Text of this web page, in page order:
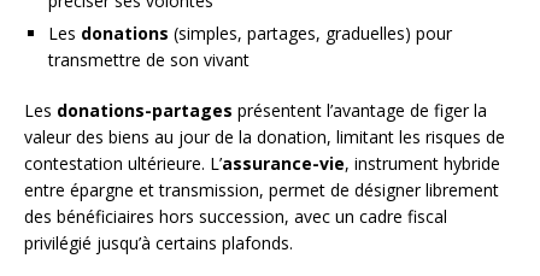
Les donations (simples, partages, graduelles) pour
transmettre de son vivant
Les donations-partages présentent l’avantage de figer la
valeur des biens au jour de la donation, limitant les risques de
contestation ultérieure. L’assurance-vie, instrument hybride
entre épargne et transmission, permet de désigner librement
des bénéficiaires hors succession, avec un cadre fiscal
privilégié jusqu’à certains plafonds.